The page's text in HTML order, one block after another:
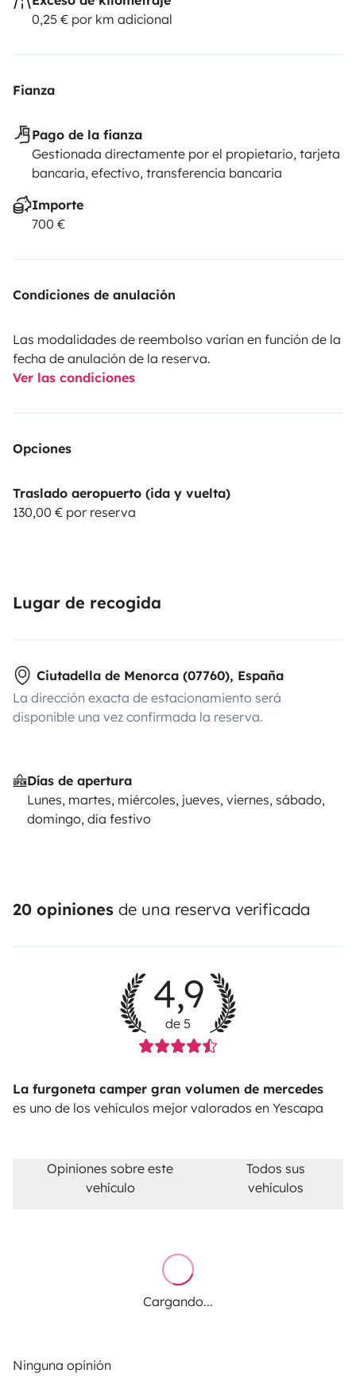
0,25 € por km adicional
Fianza
Pago de la fianza
Gestionada directamente por el propietario, tarjeta
bancaria, efectivo, transferencia bancaria
Importe
700 €
Condiciones de anulación
Las modalidades de reembolso varían en función de la
fecha de anulación de la reserva.
Ver las condiciones
Opciones
Traslado aeropuerto (ida y vuelta)
130,00 € por reserva
Lugar de recogida
Ciutadella de Menorca (07760), España
La dirección exacta de estacionamiento será
disponible una vez confirmada la reserva.
Días de apertura
Lunes, martes, miércoles, jueves, viernes, sábado,
domingo, día festivo
20 opiniones de una reserva verificada
4,9
de 5
La furgoneta camper gran volumen de mercedes
es uno de los vehículos mejor valorados en Yescapa
Opiniones sobre este
vehículo
Todos sus
vehículos
Cargando...
Ninguna opinión